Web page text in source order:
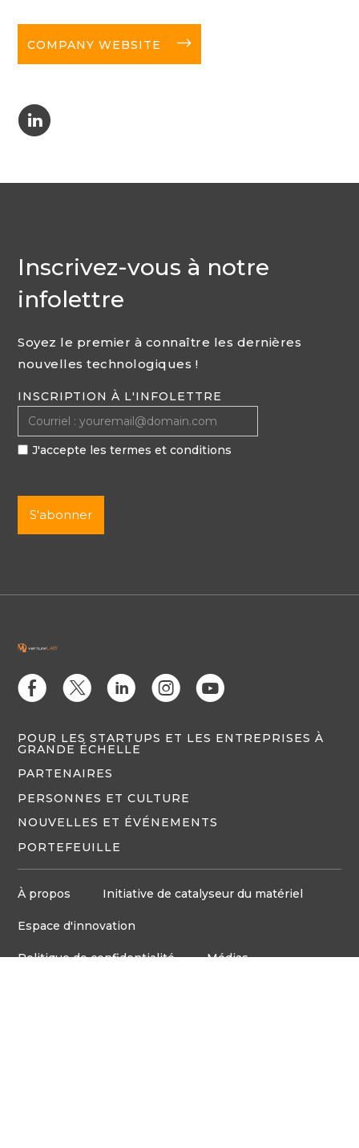
COMPANY WEBSITE long-arrow-right
C
Inscrivez-vous à notre
infolettre
Soyez le premier à connaître les dernières
nouvelles technologiques !
INSCRIPTION À L'INFOLETTRE
J'accepte les termes et conditions
E D C Q M
POUR LES STARTUPS ET LES ENTREPRISES À
GRANDE ÉCHELLE
PARTENAIRES
PERSONNES ET CULTURE
NOUVELLES ET ÉVÉNEMENTS
PORTEFEUILLE
À propos Initiative de catalyseur du matériel
Espace d'innovation
Politique de confidentialité Médias